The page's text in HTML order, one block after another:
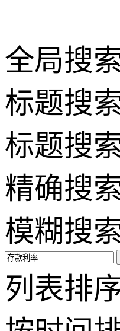
全局搜
标题搜
标题搜
精确搜
模糊搜
列表排序